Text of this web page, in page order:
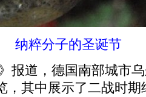
纳粹分子的圣诞节
报道，德国南部城市
，其中展示了二战时